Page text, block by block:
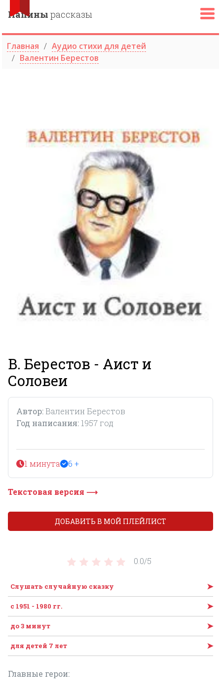
Папины рассказы
Главная
Аудио стихи для детей
Валентин Берестов
В. Берестов - Аист и
Соловеи
Автор: Валентин Берестов
Год написания: 1957 год
1 минута 6 +
Текстовая версия ⟶
0.0/5
Слушать случайную сказку ➤
с 1951 - 1980 гг. ➤
до 3 минут ➤
для детей 7 лет ➤
Главные герои:
ДОБАВИТЬ В МОЙ ПЛЕЙЛИСТ